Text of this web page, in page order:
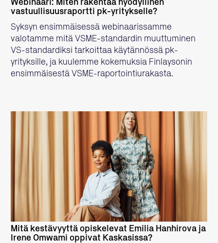
Webinaari: Miten rakentaa hyödyllinen
vastuullisuusraportti pk-yritykselle?
Syksyn ensimmäisessä webinaarissamme
valotamme mitä VSME-standardin muuttuminen
VS-standardiksi tarkoittaa käytännössä pk-
yrityksille, ja kuulemme kokemuksia Finlaysonin
ensimmäisestä VSME-raportointiurakasta.
LUE LISÄÄ
Mitä kestävyyttä opiskelevat Emilia Hanhirova ja
Irene Omwami oppivat Kaskasissa?